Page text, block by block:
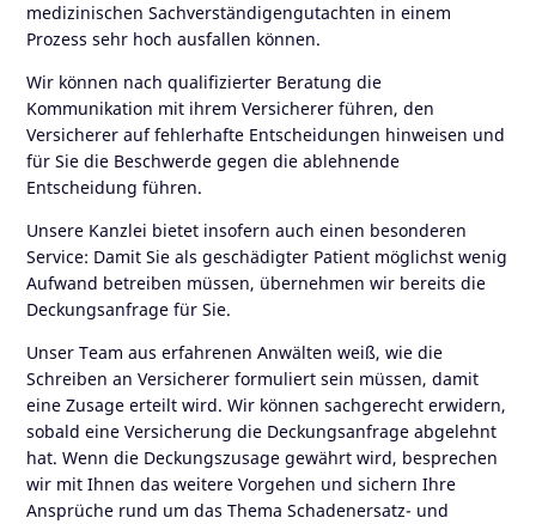
medizinischen Sachverständigengutachten in einem
Prozess sehr hoch ausfallen können.
Wir können nach qualifizierter Beratung die
Kommunikation mit ihrem Versicherer führen, den
Versicherer auf fehlerhafte Entscheidungen hinweisen und
für Sie die Beschwerde gegen die ablehnende
Entscheidung führen.
Unsere Kanzlei bietet insofern auch einen besonderen
Service: Damit Sie als geschädigter Patient möglichst wenig
Aufwand betreiben müssen, übernehmen wir bereits die
Deckungsanfrage für Sie.
Unser Team aus erfahrenen Anwälten weiß, wie die
Schreiben an Versicherer formuliert sein müssen, damit
eine Zusage erteilt wird. Wir können sachgerecht erwidern,
sobald eine Versicherung die Deckungsanfrage abgelehnt
hat. Wenn die Deckungszusage gewährt wird, besprechen
wir mit Ihnen das weitere Vorgehen und sichern Ihre
Ansprüche rund um das Thema Schadenersatz- und